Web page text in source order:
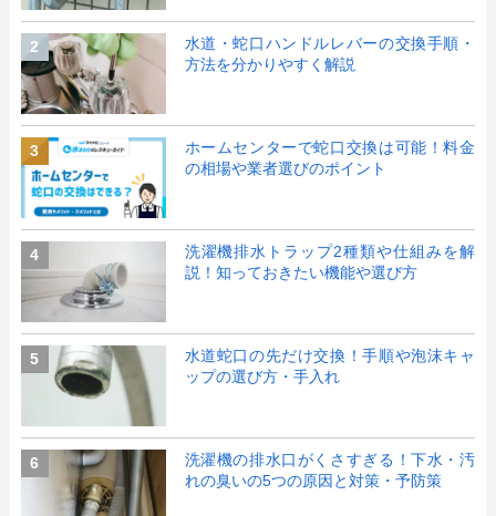
2
水道・蛇口ハンドルレバーの交換手順・
方法を分かりやすく解説
3
ホームセンターで蛇口交換は可能！料金
の相場や業者選びのポイント
4
洗濯機排水トラップ2種類や仕組みを解
説！知っておきたい機能や選び方
5
水道蛇口の先だけ交換！手順や泡沫キャ
ップの選び方・手入れ
6
洗濯機の排水口がくさすぎる！下水・汚
れの臭いの5つの原因と対策・予防策